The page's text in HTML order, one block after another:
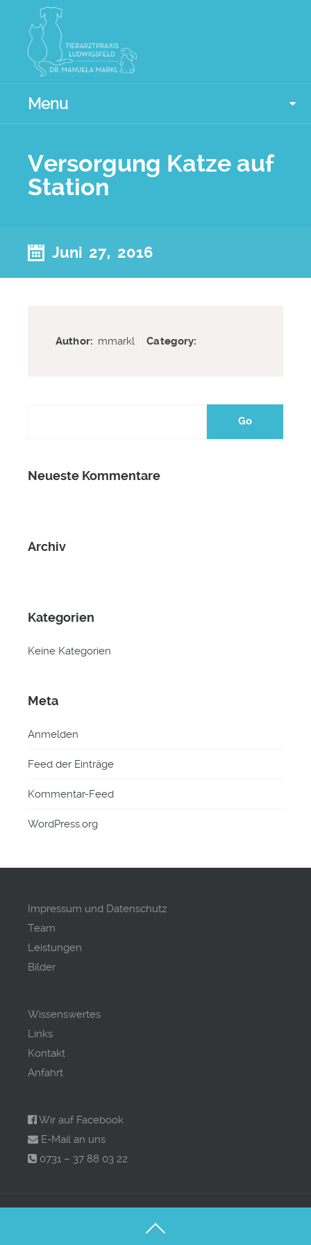
Menu
Versorgung Katze auf
Station
Juni 27, 2016
Author: mmarkl |Category:
Neueste Kommentare
Archiv
Kategorien
Keine Kategorien
Meta
Anmelden
Feed der Einträge
Kommentar-Feed
WordPress.org
Impressum und Datenschutz
Team
Leistungen
Bilder
Wissenswertes
Links
Kontakt
Anfahrt
Wir auf Facebook
E-Mail an uns
0731 – 37 88 03 22